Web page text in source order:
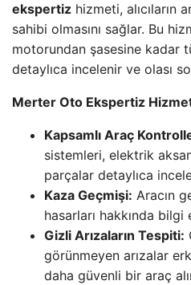
ekspertiz hizmeti, alıcıların
sahibi olmasını sağlar. Bu
motorundan şasesine kadar
detaylıca incelenir ve olası
Merter Oto Ekspertiz
Kapsamlı Araç
sistemleri, elektrik
parçalar detaylıca
Kaza Geçmişi: Aracın
hasarları hakkında
Gizli Arızaların Tespiti:
görünmeyen arızalar
daha güvenli bir araç